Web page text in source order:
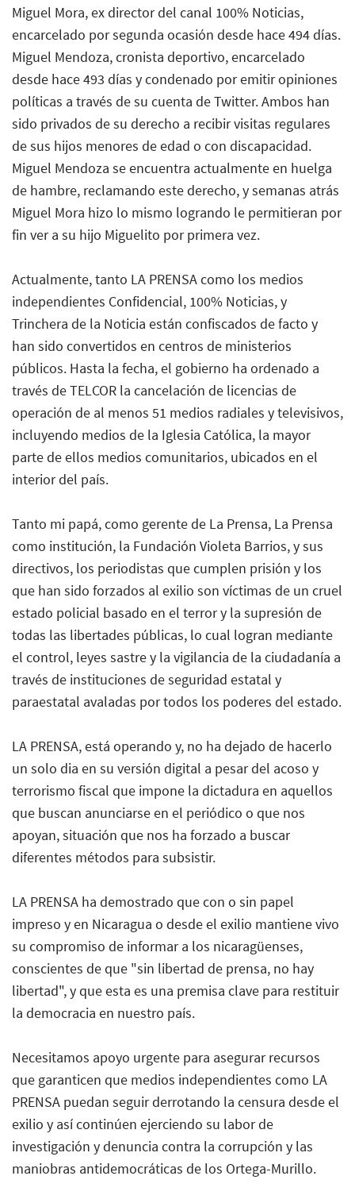
Miguel Mora, ex director del canal 100% Noticias,
encarcelado por segunda ocasión desde hace 494 días.
Miguel Mendoza, cronista deportivo, encarcelado
desde hace 493 días y condenado por emitir opiniones
políticas a través de su cuenta de Twitter. Ambos han
sido privados de su derecho a recibir visitas regulares
de sus hijos menores de edad o con discapacidad.
Miguel Mendoza se encuentra actualmente en huelga
de hambre, reclamando este derecho, y semanas atrás
Miguel Mora hizo lo mismo logrando le permitieran por
fin ver a su hijo Miguelito por primera vez.
Actualmente, tanto LA PRENSA como los medios
independientes Confidencial, 100% Noticias, y
Trinchera de la Noticia están confiscados de facto y
han sido convertidos en centros de ministerios
públicos. Hasta la fecha, el gobierno ha ordenado a
través de TELCOR la cancelación de licencias de
operación de al menos 51 medios radiales y televisivos,
incluyendo medios de la Iglesia Católica, la mayor
parte de ellos medios comunitarios, ubicados en el
interior del país.
Tanto mi papá, como gerente de La Prensa, La Prensa
como institución, la Fundación Violeta Barrios, y sus
directivos, los periodistas que cumplen prisión y los
que han sido forzados al exilio son víctimas de un cruel
estado policial basado en el terror y la supresión de
todas las libertades públicas, lo cual logran mediante
el control, leyes sastre y la vigilancia de la ciudadanía a
través de instituciones de seguridad estatal y
paraestatal avaladas por todos los poderes del estado.
LA PRENSA, está operando y, no ha dejado de hacerlo
un solo dia en su versión digital a pesar del acoso y
terrorismo fiscal que impone la dictadura en aquellos
que buscan anunciarse en el periódico o que nos
apoyan, situación que nos ha forzado a buscar
diferentes métodos para subsistir.
LA PRENSA ha demostrado que con o sin papel
impreso y en Nicaragua o desde el exilio mantiene vivo
su compromiso de informar a los nicaragüenses,
conscientes de que "sin libertad de prensa, no hay
libertad", y que esta es una premisa clave para restituir
la democracia en nuestro país.
Necesitamos apoyo urgente para asegurar recursos
que garanticen que medios independientes como LA
PRENSA puedan seguir derrotando la censura desde el
exilio y así continúen ejerciendo su labor de
investigación y denuncia contra la corrupción y las
maniobras antidemocráticas de los Ortega-Murillo.